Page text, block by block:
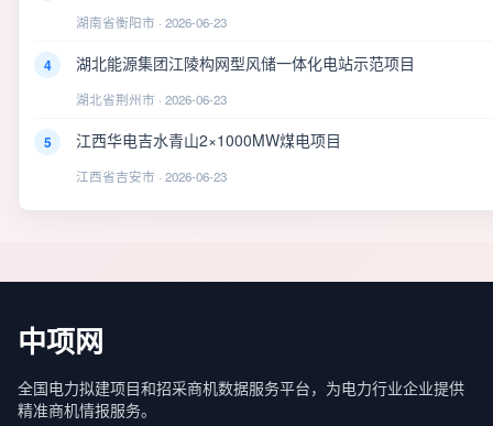
湖南省衡阳市 · 2026-06-23
4 湖北能源集团江陵构网型风储一体化电站示范项目
湖北省荆州市 · 2026-06-23
5 江西华电吉水青山2×1000MW煤电项目
江西省吉安市 · 2026-06-23
中项网
全国电力拟建项目和招采商机数据服务平台，为电力行业企业提供
精准商机情报服务。